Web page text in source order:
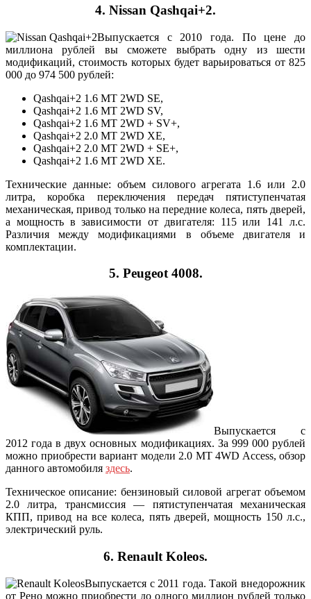
4. Nissan Qashqai+2.
Выпускается с 2010 года. По цене до
миллиона рублей вы сможете выбрать одну из шести
модификаций, стоимость которых будет варьироваться от 825
000 до 974 500 рублей:
Qаshqai+2 1.6 МТ 2WD SE,
Qаshqai+2 1.6 MT 2WD SV,
Qаshqаi+2 1.6 МТ 2WD + SV+,
Qаshqаi+2 2.0 МТ 2WD XE,
Qаshqаi+2 2.0 МТ 2WD + SE+,
Qаshqаi+2 1.6 МТ 2WD XE.
Технические данные: объем силового агрегата 1.6 или 2.0
литра, коробка переключения передач пятиступенчатая
механическая, привод только на передние колеса, пять дверей,
а мощность в зависимости от двигателя: 115 или 141 л.с.
Различия между модификациями в объеме двигателя и
комплектации.
5. Peugeot 4008.
Выпускается с
2012 года в двух основных модификациях. За 999 000 рублей
можно приобрести вариант модели 2.0 МТ 4WD Access, обзор
данного автомобиля здесь.
Техническое описание: бензиновый силовой агрегат объемом
2.0 литра, трансмиссия — пятиступенчатая механическая
КПП, привод на все колеса, пять дверей, мощность 150 л.с.,
электрический руль.
6. Renault Koleos.
Выпускается с 2011 года. Такой внедорожник
от Рено можно приобрести до одного миллион рублей только